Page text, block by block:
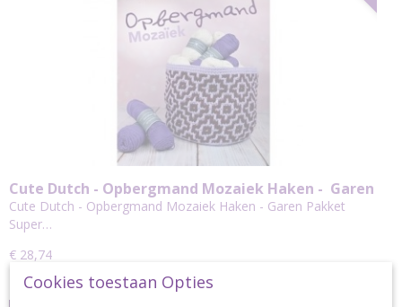
Cookies toestaan Opties
Cute Dutch - Opbergmand Mozaiek Haken - Garen
Pakket
Cute Dutch - Opbergmand Mozaiek Haken - Garen Pakket
Super…
€ 28,74
Op voorraad